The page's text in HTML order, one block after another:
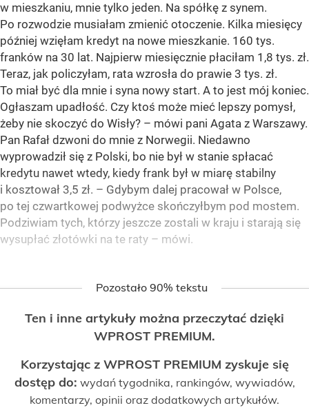
w mieszkaniu, mnie tylko jeden. Na spółkę z synem.
Po rozwodzie musiałam zmienić otoczenie. Kilka miesięcy
później wzięłam kredyt na nowe mieszkanie. 160 tys.
franków na 30 lat. Najpierw miesięcznie płaciłam 1,8 tys. zł.
Teraz, jak policzyłam, rata wzrosła do prawie 3 tys. zł.
To miał być dla mnie i syna nowy start. A to jest mój koniec.
Ogłaszam upadłość. Czy ktoś może mieć lepszy pomysł,
żeby nie skoczyć do Wisły? – mówi pani Agata z Warszawy.
Pan Rafał dzwoni do mnie z Norwegii. Niedawno
wyprowadził się z Polski, bo nie był w stanie spłacać
kredytu nawet wtedy, kiedy frank był w miarę stabilny
i kosztował 3,5 zł. – Gdybym dalej pracował w Polsce,
po tej czwartkowej podwyżce skończyłbym pod mostem.
Podziwiam tych, którzy jeszcze zostali w kraju i starają się
wysupłać złotówki na te raty – mówi.
Pozostało 90% tekstu
Ten i inne artykuły można przeczytać dzięki
WPROST PREMIUM.
Korzystając z WPROST PREMIUM zyskuje się
dostęp do: wydań tygodnika, rankingów, wywiadów,
komentarzy, opinii oraz dodatkowych artykułów.